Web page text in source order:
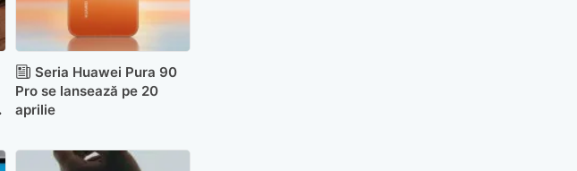
Seria Huawei Pura 90
Pro se lansează pe 20
aprilie